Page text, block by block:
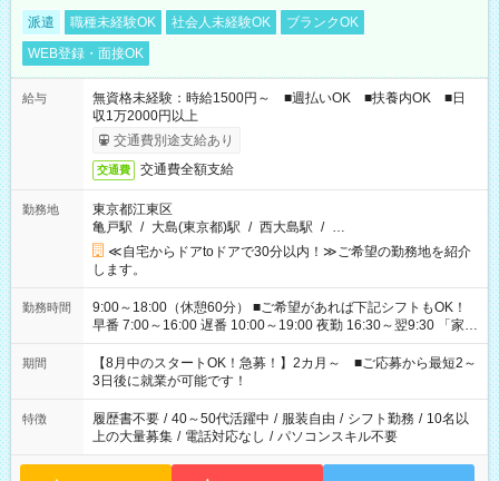
派遣 職種未経験OK 社会人未経験OK
ブランクOK
WEB登録・面接OK
給与
無資格未経験：時給1500円～ ■週払いOK ■扶養内OK ■日
収1万2000円以上
交通費別途支給あり
交通費 交通費全額支給
勤務地
東京都江東区
亀戸駅 / 大島(東京都)駅 / 西大島駅 / …
≪自宅からドアtoドアで30分以内！≫ご希望の勤務地を紹介
します。
勤務時間
9:00～18:00（休憩60分） ■ご希望があれば下記シフトもOK！
早番 7:00～16:00 遅番 10:00～19:00 夜勤 16:30～翌9:30 「家族
と休みを合わせたい」 「余裕を持って夕飯の準備がしたい」
「できれば残業はしたくない」 など、ご希望を教えてください
ね。 ※Wワーク希望の方へ 今ご覧のお仕事で希望する勤務時間
と、もう1つのお仕事の勤務時間。 合計で週40時間を超える場
合は応募できません。
期間
【8月中のスタートOK！急募！】2カ月～ ■ご応募から最短2～
3日後に就業が可能です！
特徴 履歴書不要 / 40～50代活躍中 / 服装自由 / シフト勤務 / 10名以
上の大量募集 / 電話対応なし / パソコンスキル不要